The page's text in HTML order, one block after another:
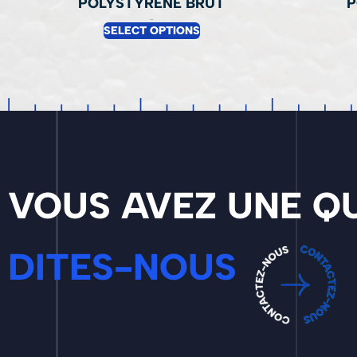
SELECT OPTIONS
VOUS AVEZ UNE
DITES-NOUS